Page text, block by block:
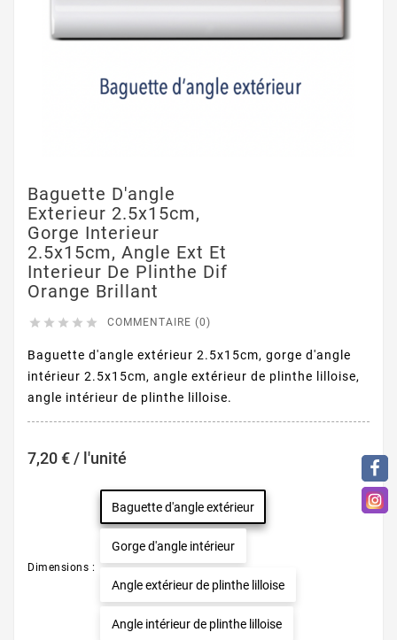
Baguette D'angle
Exterieur 2.5x15cm,
Gorge Interieur
2.5x15cm, Angle Ext Et
Interieur De Plinthe Dif
Orange Brillant
     COMMENTAIRE (0)
Baguette d'angle extérieur 2.5x15cm, gorge d'angle
intérieur 2.5x15cm, angle extérieur de plinthe lilloise,
angle intérieur de plinthe lilloise.
7,20 € / l'unité
Dimensions :
Baguette d'angle extérieur
Gorge d'angle intérieur
Angle extérieur de plinthe lilloise
Angle intérieur de plinthe lilloise